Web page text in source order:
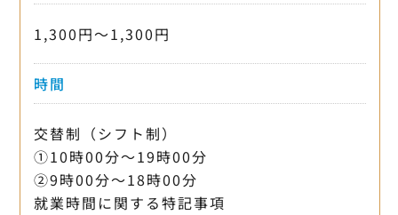
1,300円〜1,300円
時間
交替制（シフト制）
①10時00分〜19時00分
②9時00分〜18時00分
就業時間に関する特記事項